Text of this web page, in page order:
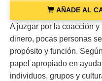
AÑADE AL
A juzgar por la coacción
dinero, pocas personas
propósito y función.
papel apropiado en
individuos, grupos y